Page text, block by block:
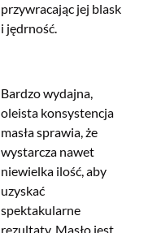
przywracając jej blask
i jędrność.
Bardzo wydajna,
oleista konsystencja
masła sprawia, że
wystarcza nawet
niewielka ilość, aby
uzyskać
spektakularne
rezultaty. Masło jest